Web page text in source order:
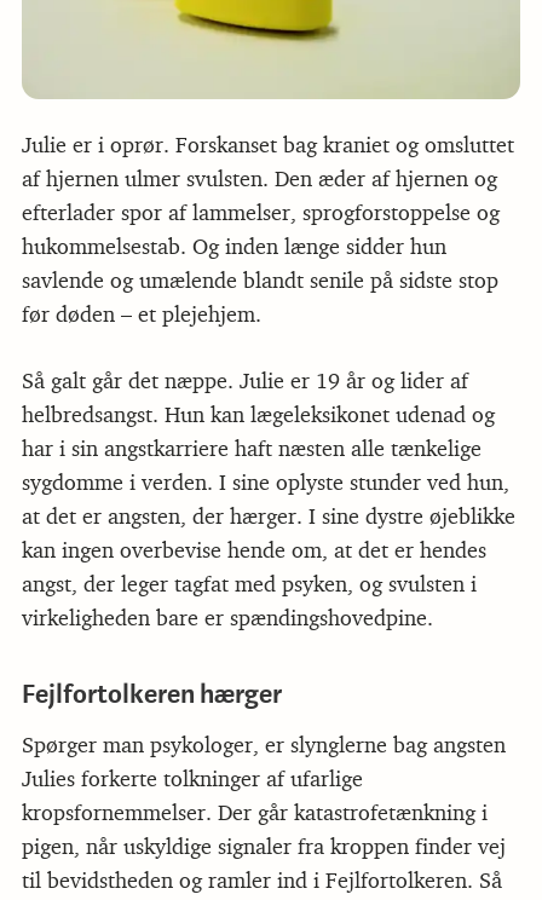
Julie er i oprør. Forskanset bag kraniet og omsluttet
af hjernen ulmer svulsten. Den æder af hjernen og
efterlader spor af lammelser, sprogforstoppelse og
hukommelsestab. Og inden længe sidder hun
savlende og umælende blandt senile på sidste stop
før døden – et plejehjem.
Så galt går det næppe. Julie er 19 år og lider af
helbredsangst. Hun kan lægeleksikonet udenad og
har i sin angstkarriere haft næsten alle tænkelige
sygdomme i verden. I sine oplyste stunder ved hun,
at det er angsten, der hærger. I sine dystre øjeblikke
kan ingen overbevise hende om, at det er hendes
angst, der leger tagfat med psyken, og svulsten i
virkeligheden bare er spændingshovedpine.
Fejlfortolkeren hærger
Spørger man psykologer, er slynglerne bag angsten
Julies forkerte tolkninger af ufarlige
kropsfornemmelser. Der går katastrofetænkning i
pigen, når uskyldige signaler fra kroppen finder vej
til bevidstheden og ramler ind i Fejlfortolkeren. Så